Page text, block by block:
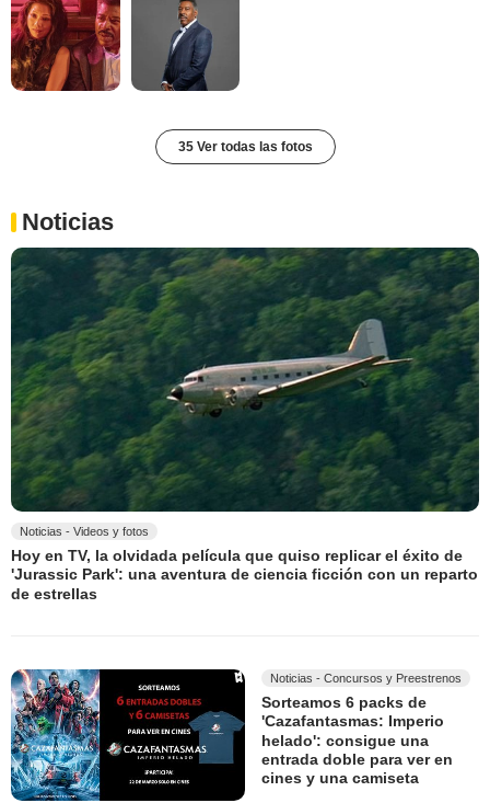
35 Ver todas las fotos
Noticias
Noticias - Videos y fotos
Hoy en TV, la olvidada película que quiso replicar el éxito de
'Jurassic Park': una aventura de ciencia ficción con un reparto
de estrellas
Noticias - Concursos y Preestrenos
Sorteamos 6 packs de
'Cazafantasmas: Imperio
helado': consigue una
entrada doble para ver en
cines y una camiseta